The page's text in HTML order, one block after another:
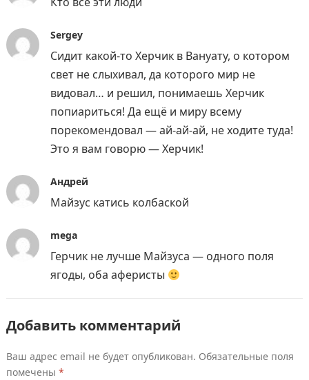
Sergey
Сидит какой-то Херчик в Вануату, о котором
свет не слыхивал, да которого мир не
видовал… и решил, понимаешь Херчик
попиариться! Да ещё и миру всему
порекомендовал — ай-ай-ай, не ходите туда!
Это я вам говорю — Херчик!
Андрей
Майзус катись колбаской
mega
Герчик не лучше Майзуса — одного поля
ягоды, оба аферисты
Добавить комментарий
Ваш адрес email не будет опубликован. Обязательные поля
помечены *